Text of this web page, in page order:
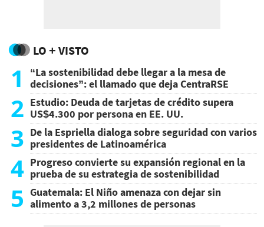
LO + VISTO
1
“La sostenibilidad debe llegar a la mesa de
decisiones”: el llamado que deja CentraRSE
2 Estudio: Deuda de tarjetas de crédito supera
US$4.300 por persona en EE. UU.
3 De la Espriella dialoga sobre seguridad con varios
presidentes de Latinoamérica
4 Progreso convierte su expansión regional en la
prueba de su estrategia de sostenibilidad
5 Guatemala: El Niño amenaza con dejar sin
alimento a 3,2 millones de personas